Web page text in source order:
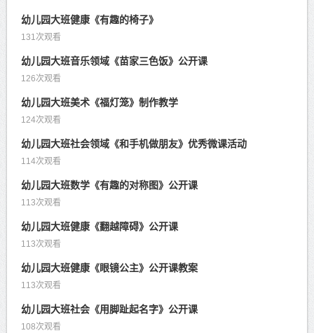
幼儿园大班健康《有趣的椅子》
131次观看
幼儿园大班音乐领域《苗家三色饭》公开课
126次观看
幼儿园大班美术《福灯笼》制作教学
124次观看
幼儿园大班社会领域《和手机做朋友》优秀微课活动
114次观看
幼儿园大班数学《有趣的对称图》公开课
113次观看
幼儿园大班健康《翻越障碍》公开课
113次观看
幼儿园大班健康《眼镜公主》公开课教案
113次观看
幼儿园大班社会《用脚趾起名字》公开课
108次观看